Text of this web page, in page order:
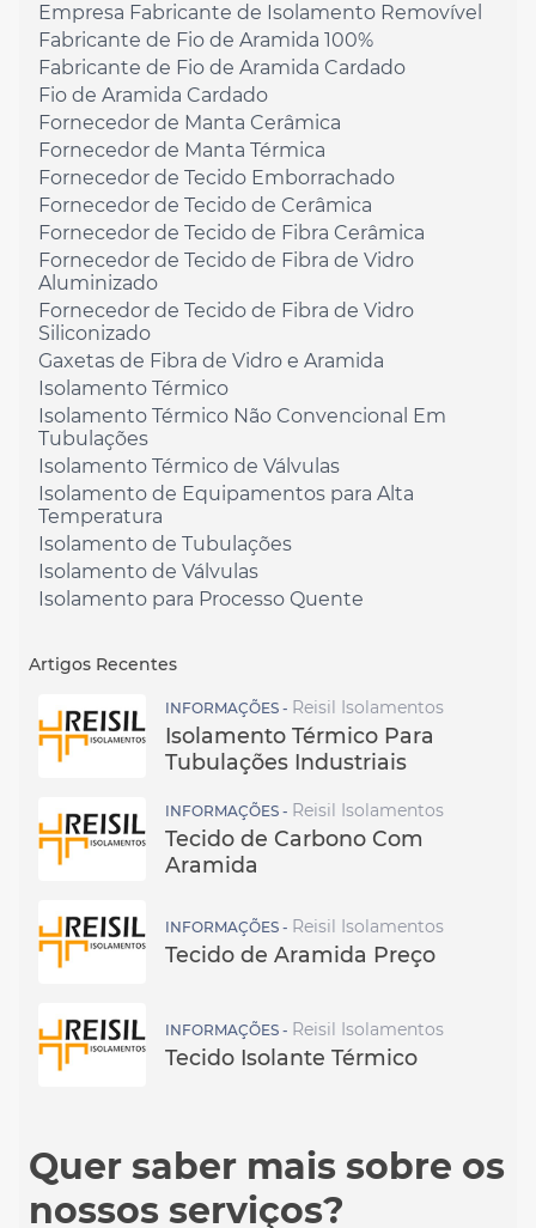
Empresa Fabricante de Isolamento Removível
Fabricante de Fio de Aramida 100%
Fabricante de Fio de Aramida Cardado
Fio de Aramida Cardado
Fornecedor de Manta Cerâmica
Fornecedor de Manta Térmica
Fornecedor de Tecido Emborrachado
Fornecedor de Tecido de Cerâmica
Fornecedor de Tecido de Fibra Cerâmica
Fornecedor de Tecido de Fibra de Vidro
Aluminizado
Fornecedor de Tecido de Fibra de Vidro
Siliconizado
Gaxetas de Fibra de Vidro e Aramida
Isolamento Térmico
Isolamento Térmico Não Convencional Em
Tubulações
Isolamento Térmico de Válvulas
Isolamento de Equipamentos para Alta
Temperatura
Isolamento de Tubulações
Isolamento de Válvulas
Isolamento para Processo Quente
Artigos Recentes
INFORMAÇÕES - Reisil Isolamentos
Isolamento Térmico Para
Tubulações Industriais
INFORMAÇÕES - Reisil Isolamentos
Tecido de Carbono Com
Aramida
INFORMAÇÕES - Reisil Isolamentos
Tecido de Aramida Preço
INFORMAÇÕES - Reisil Isolamentos
Tecido Isolante Térmico
Quer saber mais sobre os
nossos serviços?